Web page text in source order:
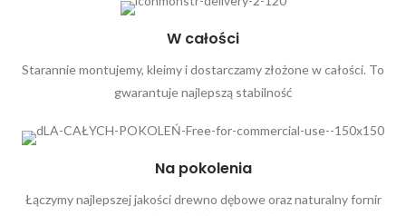
W całości
Starannie montujemy, kleimy i dostarczamy złożone w całości. To
gwarantuje najlepszą stabilność
Na pokolenia
Łączymy najlepszej jakości drewno dębowe oraz naturalny fornir